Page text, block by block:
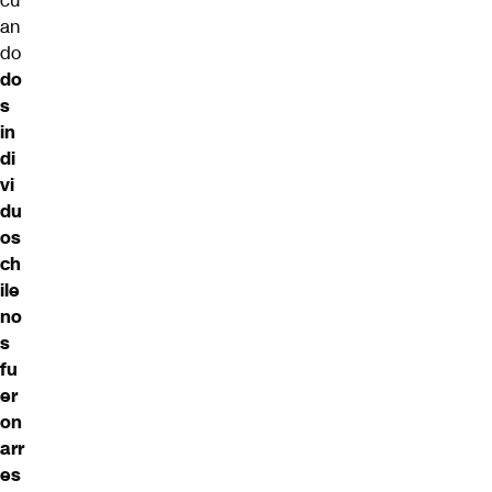
an
do
do
s
in
di
vi
du
os
ch
ile
no
s
fu
er
on
arr
es